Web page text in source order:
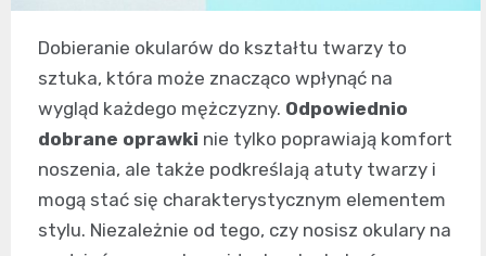
Dobieranie okularów do kształtu twarzy to
sztuka, która może znacząco wpłynąć na
wygląd każdego mężczyzny. Odpowiednio
dobrane oprawki nie tylko poprawiają komfort
noszenia, ale także podkreślają atuty twarzy i
mogą stać się charakterystycznym elementem
stylu. Niezależnie od tego, czy nosisz okulary na